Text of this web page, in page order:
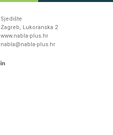
Sjedište
Zagreb, Lukoranska 2
www.nabla-plus.hr
nabla@nabla-plus.hr